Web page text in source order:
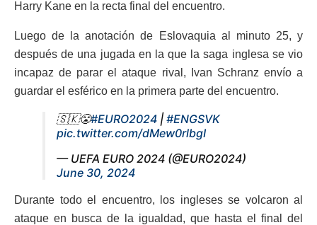
Harry Kane en la recta final del encuentro.
Luego de la anotación de Eslovaquia al minuto 25, y
después de una jugada en la que la saga inglesa se vio
incapaz de parar el ataque rival, Ivan Schranz envío a
guardar el esférico en la primera parte del encuentro.
🇸🇰😤#EURO2024 | #ENGSVK
pic.twitter.com/dMew0rlbgI
— UEFA EURO 2024 (@EURO2024)
June 30, 2024
Durante todo el encuentro, los ingleses se volcaron al
ataque en busca de la igualdad, que hasta el final del